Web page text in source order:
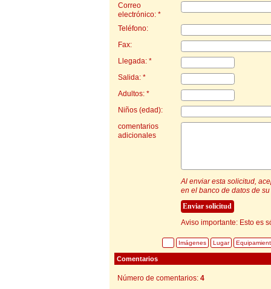
Correo
electrónico: *
Teléfono:
Fax:
Llegada: *
Salida: *
Adultos: *
Niños (edad):
comentarios
adicionales
Al enviar esta solicitud,
en el banco de datos de
Aviso importante: Esto es
Imágenes Lugar
Comentarios
Número de comentarios: 4